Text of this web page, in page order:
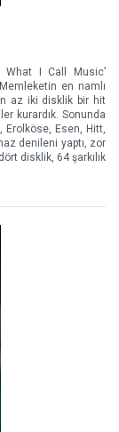
What I Call Music’
en namlı
az iki disklik bir hit
kurardık. Sonunda
Erolköse, Esen, Hitt,
denileni yaptı, zor
disklik, 64 şarkılık